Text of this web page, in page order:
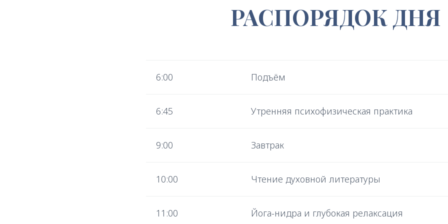
6:00 Подъём
6:45 Утренняя психофизическая практика
9:00 Завтрак
10:00 Чтение духовной литературы
11:00 Йога-нидра и глубокая релаксация